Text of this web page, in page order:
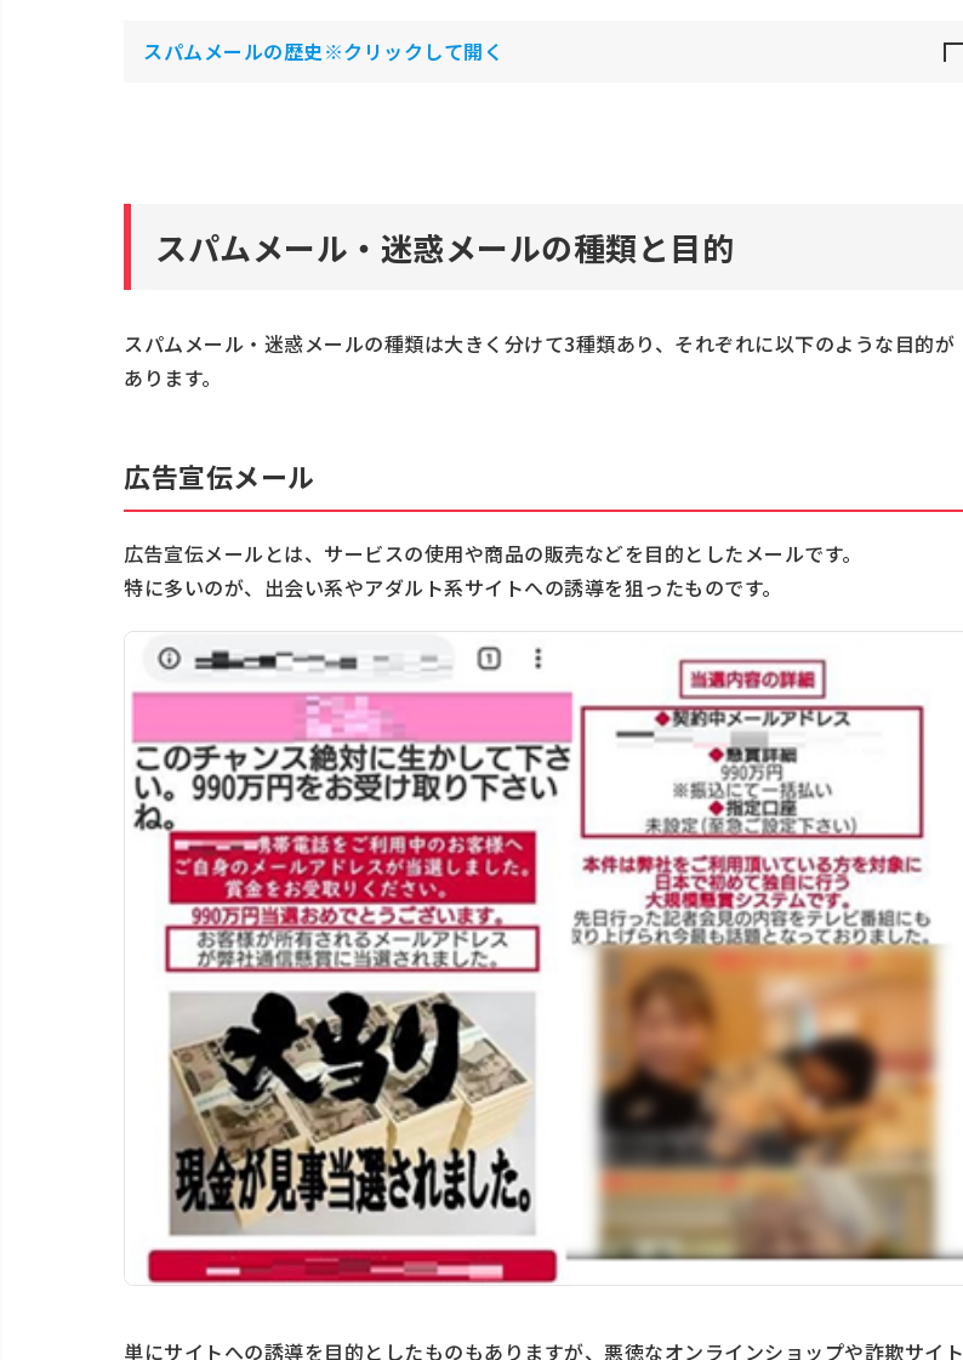
スパムメールの歴史※クリックして開く
スパムメール・迷惑メールの種類と目的
スパムメール・迷惑メールの種類は大きく分けて3種類あり、それぞれに以下のような目的が
あります。
広告宣伝メール
広告宣伝メールとは、サービスの使用や商品の販売などを目的としたメールです。
特に多いのが、出会い系やアダルト系サイトへの誘導を狙ったものです。
単にサイトへの誘導を目的としたものもありますが、悪徳なオンラインショップや詐欺サイト